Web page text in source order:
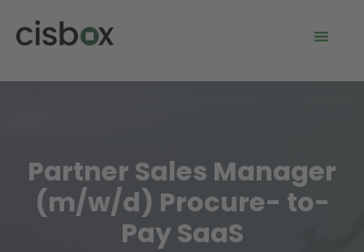
Partner Sales Manager
(m/w/d) Procure- to-
Pay SaaS